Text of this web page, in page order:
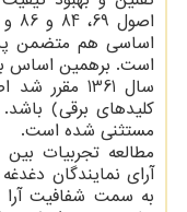
اصول 69، 84 و 86 و مشروح مذاکرات مجلس خبرگان
اساسی هم متضمن
است. برهمین اساس
سال 1361
کلیدهای برقی)
مستثنی شده است.
مطالعه تجربیات
آرای نمایندگان
به سمت شفافیت آرا